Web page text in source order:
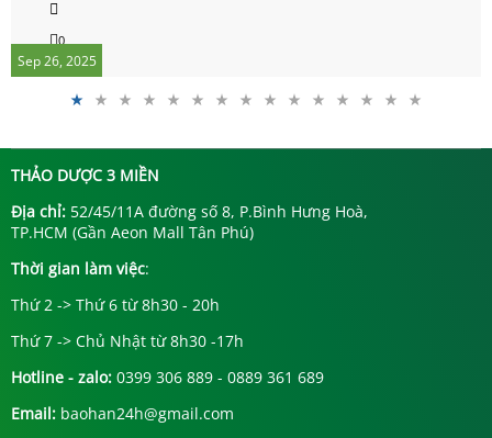
Sep 26, 2025
tâm tới sức khoẻ nhất là mẹ bầu. sau đây là một số thông tin
chính các bà các mẹ tham khảo.
0
THẢO DƯỢC 3 MIỀN
Địa chỉ: 52/45/11A đường số 8, P.Bình Hưng Hoà,
TP.HCM (Gần Aeon Mall Tân Phú)
Thời gian làm việc:
Thứ 2 -> Thứ 6 từ 8h30 - 20h
Thứ 7 -> Chủ Nhật từ 8h30 -17h
Hotline - zalo: 0399 306 889 - 0889 361 689
Email: baohan24h@gmail.com